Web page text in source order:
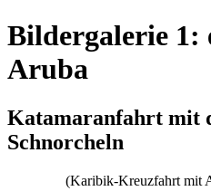
Bildergalerie 1:
Aruba
Katamaranfahrt mit
Schnorcheln
(Karibik-Kreuzfahrt mit